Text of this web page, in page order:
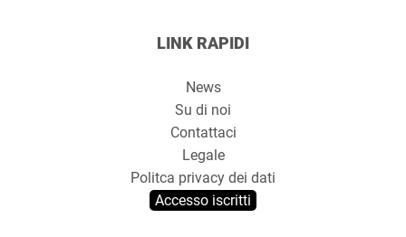
LINK RAPIDI
News
Su di noi
Contattaci
Legale
Politca privacy dei dati
Accesso iscritti